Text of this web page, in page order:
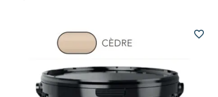
favorite_border